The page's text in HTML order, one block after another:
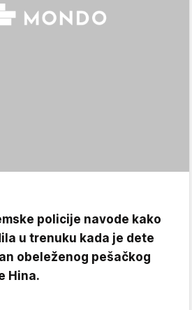
policije navode kako
u trenuku kada je dete
obeleženog pešačkog
Hina.